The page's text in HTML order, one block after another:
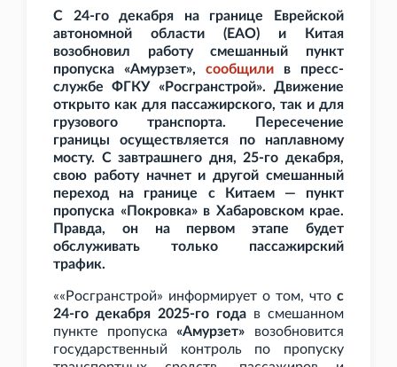
С 24-го декабря на границе Еврейской
автономной области (ЕАО) и Китая
возобновил работу смешанный пункт
пропуска «Амурзет», сообщили в пресс-
службе ФГКУ «Росгранстрой». Движение
открыто как для пассажирского, так и для
грузового транспорта. Пересечение
границы осуществляется по наплавному
мосту. С завтрашнего дня, 25-го декабря,
свою работу начнет и другой смешанный
переход на границе с Китаем — пункт
пропуска «Покровка» в Хабаровском крае.
Правда, он на первом этапе будет
обслуживать только пассажирский
трафик.
««Росгранстрой» информирует о том, что с
24-го декабря 2025-го года в смешанном
пункте пропуска«Амурзет» возобновится
государственный контроль по пропуску